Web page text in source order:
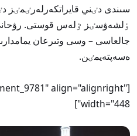
سىندى دٸني قايراتكەرلەرٸمٸز
ٶلشەۋسٸز ٷلەس قوستى. رۋحاني
جالعاسى – وسى وتىرعان
ەسەپتەيمٸن.
align="alignright"
width="448"]